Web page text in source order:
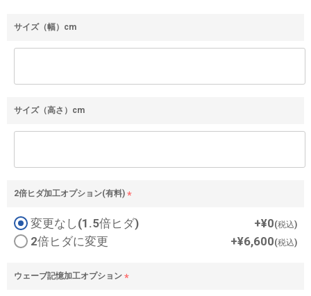
サイズ（幅）cm
サイズ（高さ）cm
2倍ヒダ加工オプション(有料)
必
変更なし(1.5倍ヒダ) +¥0 税込
2倍ヒダに変更 +¥6,600 税込
ウェーブ記憶加工オプション